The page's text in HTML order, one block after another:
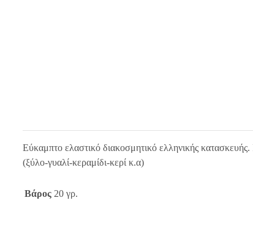
Εύκαμπτο ελαστικό διακοσμητικό ελληνικής
(ξύλο-γυαλί-κεραμίδι-κερί κ.α)
Βάρος 20 γρ.